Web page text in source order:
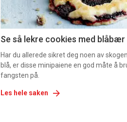
Se så lekre cookies med blåbær
Har du allerede sikret deg noen av
blå, er disse minipaiene en god måte å
fangsten på.
Les hele saken